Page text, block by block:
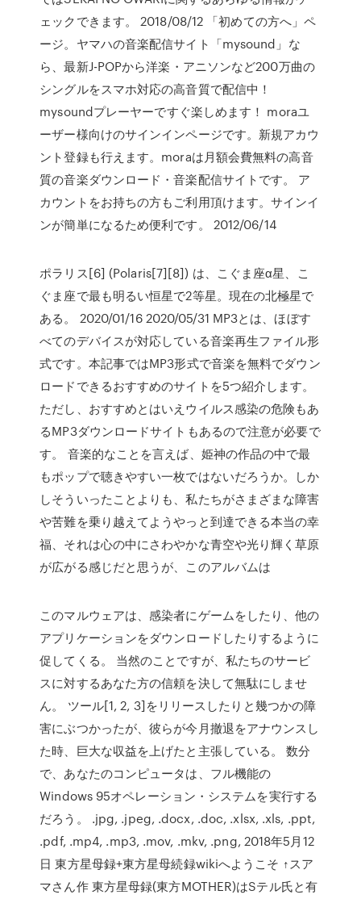
ェックできます。 2018/08/12 「初めての方へ」ペ
ージ。ヤマハの音楽配信サイト「mysound」な
ら、最新J-POPから洋楽・アニソンなど200万曲の
シングルをスマホ対応の高音質で配信中！
mysoundプレーヤーですぐ楽しめます！ moraユ
ーザー様向けのサインインページです。新規アカウ
ント登録も行えます。moraは月額会費無料の高音
質の音楽ダウンロード・音楽配信サイトです。 ア
カウントをお持ちの方もご利用頂けます。サインイ
ンが簡単になるため便利です。 2012/06/14
ポラリス[6] (Polaris[7][8]) は、こぐま座α星、こ
ぐま座で最も明るい恒星で2等星。現在の北極星で
ある。 2020/01/16 2020/05/31 MP3とは、ほぼす
べてのデバイスが対応している音楽再生ファイル形
式です。本記事ではMP3形式で音楽を無料でダウン
ロードできるおすすめのサイトを5つ紹介します。
ただし、おすすめとはいえウイルス感染の危険もあ
るMP3ダウンロードサイトもあるので注意が必要で
す。 音楽的なことを言えば、姫神の作品の中で最
もポップで聴きやすい一枚ではないだろうか。しか
しそういったことよりも、私たちがさまざまな障害
や苦難を乗り越えてようやっと到達できる本当の幸
福、それは心の中にさわやかな青空や光り輝く草原
が広がる感じだと思うが、このアルバムは
このマルウェアは、感染者にゲームをしたり、他の
アプリケーションをダウンロードしたりするように
促してくる。 当然のことですが、私たちのサービ
スに対するあなた方の信頼を決して無駄にしませ
ん。 ツール[1, 2, 3]をリリースしたりと幾つかの障
害にぶつかったが、彼らが今月撤退をアナウンスし
た時、巨大な収益を上げたと主張している。 数分
で、あなたのコンピュータは、フル機能の
Windows 95オペレーション・システムを実行する
だろう。 .jpg, .jpeg, .docx, .doc, .xlsx, .xls, .ppt,
.pdf, .mp4, .mp3, .mov, .mkv, .png, 2018年5月12
日 東方星母録+東方星母続録wikiへようこそ ↑スア
マさん作 東方星母録(東方MOTHER)はSテル氏と有